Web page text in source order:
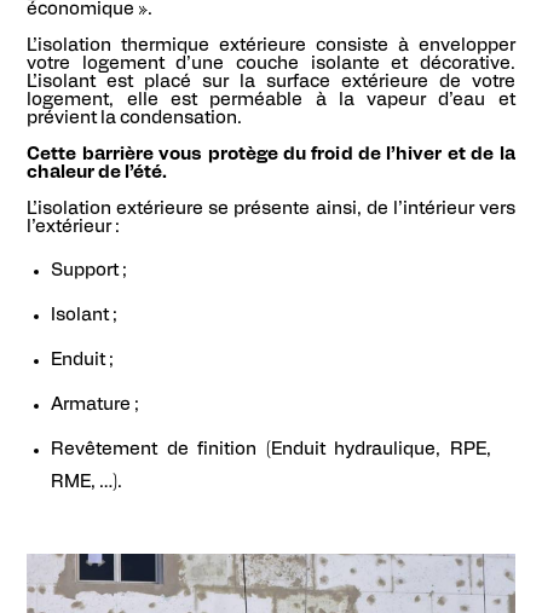
économique ».
L’isolation thermique extérieure consiste à envelopper
votre logement d’une couche isolante et décorative.
L’isolant est placé sur la surface extérieure de votre
logement, elle est perméable à la vapeur d’eau et
prévient la condensation.
Cette barrière vous protège du froid de l’hiver et de la
chaleur de l’été.
L’isolation extérieure se présente ainsi, de l’intérieur vers
l’extérieur :
Support ;
Isolant ;
Enduit ;
Armature ;
Revêtement de finition (Enduit hydraulique, RPE,
RME, …).